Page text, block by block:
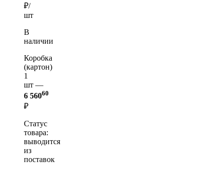
₽/
шт
В
наличии
Коробка
(картон)
1
шт —
6 56060
₽
Статус
товара:
выводится
из
поставок